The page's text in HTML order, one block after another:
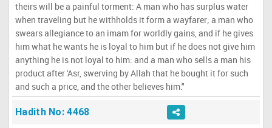
theirs will be a painful torment: A man who has surplus water
when traveling but he withholds it form a wayfarer; a man who
swears allegiance to an imam for worldly gains, and if he gives
him what he wants he is loyal to him but if he does not give him
anything he is not loyal to him: and a man who sells a man his
product after 'Asr, swerving by Allah that he bought it for such
and such a price, and the other believes him."
Hadith No: 4468